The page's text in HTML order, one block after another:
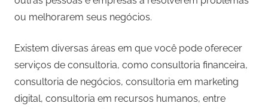
ou melhorarem seus negócios.
Existem diversas áreas em que você pode oferecer
serviços de consultoria, como consultoria financeira,
consultoria de negócios, consultoria em marketing
digital, consultoria em recursos humanos, entre